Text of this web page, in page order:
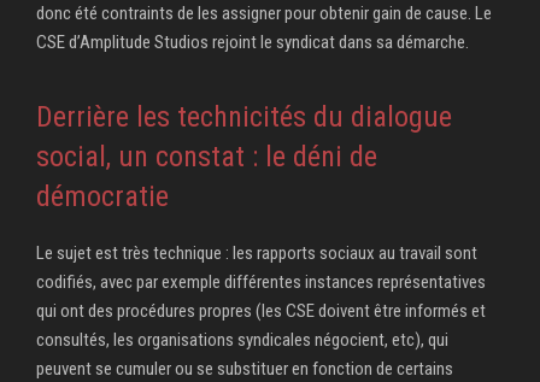
donc été contraints de les assigner pour obtenir gain de cause. Le
CSE d’Amplitude Studios rejoint le syndicat dans sa démarche.
Derrière les technicités du dialogue
social, un constat : le déni de
démocratie
Le sujet est très technique : les rapports sociaux au travail sont
codifiés, avec par exemple différentes instances représentatives
qui ont des procédures propres (les CSE doivent être informés et
consultés, les organisations syndicales négocient, etc), qui
peuvent se cumuler ou se substituer en fonction de certains